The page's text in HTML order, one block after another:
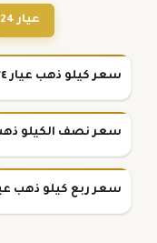
عيار 24
سعر كيلو ذهب عيار ٢٤
سعر نصف الكيلو ذهب
سعر ربع كيلو ذهب عيار